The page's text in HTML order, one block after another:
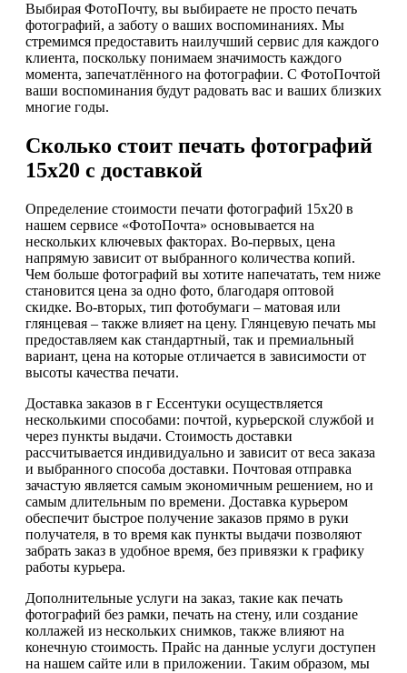
Выбирая ФотоПочту, вы выбираете не просто печать
фотографий, а заботу о ваших воспоминаниях. Мы
стремимся предоставить наилучший сервис для каждого
клиента, поскольку понимаем значимость каждого
момента, запечатлённого на фотографии. С ФотоПочтой
ваши воспоминания будут радовать вас и ваших близких
многие годы.
Сколько стоит печать фотографий
15х20 с доставкой
Определение стоимости печати фотографий 15х20 в
нашем сервисе «ФотоПочта» основывается на
нескольких ключевых факторах. Во-первых, цена
напрямую зависит от выбранного количества копий.
Чем больше фотографий вы хотите напечатать, тем ниже
становится цена за одно фото, благодаря оптовой
скидке. Во-вторых, тип фотобумаги – матовая или
глянцевая – также влияет на цену. Глянцевую печать мы
предоставляем как стандартный, так и премиальный
вариант, цена на которые отличается в зависимости от
высоты качества печати.
Доставка заказов в г Ессентуки осуществляется
несколькими способами: почтой, курьерской службой и
через пункты выдачи. Стоимость доставки
рассчитывается индивидуально и зависит от веса заказа
и выбранного способа доставки. Почтовая отправка
зачастую является самым экономичным решением, но и
самым длительным по времени. Доставка курьером
обеспечит быстрое получение заказов прямо в руки
получателя, в то время как пункты выдачи позволяют
забрать заказ в удобное время, без привязки к графику
работы курьера.
Дополнительные услуги на заказ, такие как печать
фотографий без рамки, печать на стену, или создание
коллажей из нескольких снимков, также влияют на
конечную стоимость. Прайс на данные услуги доступен
на нашем сайте или в приложении. Таким образом, мы